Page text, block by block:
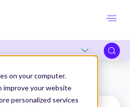
on your computer.
improve your website
personalized services
Produit